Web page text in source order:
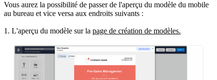
Vous aurez la possibilité de passer de l'aperçu du modèle du mobile
au bureau et vice versa aux endroits suivants :
1. L'aperçu du modèle sur la page de création de modèles.